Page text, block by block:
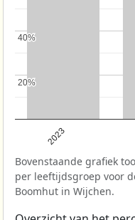
2023
20%
20%
40%
40%
Bovenstaande grafiek
per leeftijdsgroep voor
Boomhut in Wijchen.